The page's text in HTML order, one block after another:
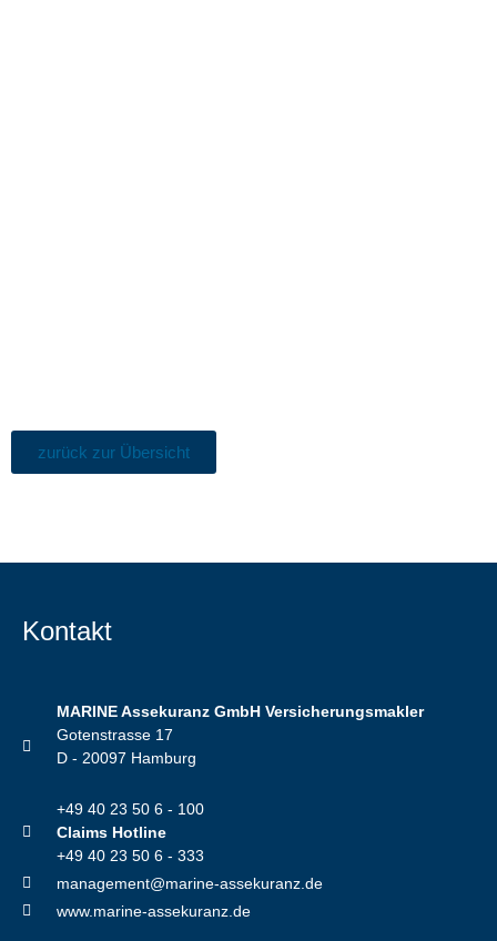
zurück zur Übersicht
Kontakt
MARINE Assekuranz GmbH Versicherungsmakler
Gotenstrasse 17
D - 20097 Hamburg
+49 40 23 50 6 - 100
Claims Hotline
+49 40 23 50 6 - 333
management@marine-assekuranz.de
www.marine-assekuranz.de